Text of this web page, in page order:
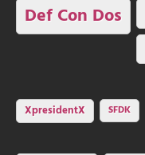
Def Con Dos
XpresidentX SFDK